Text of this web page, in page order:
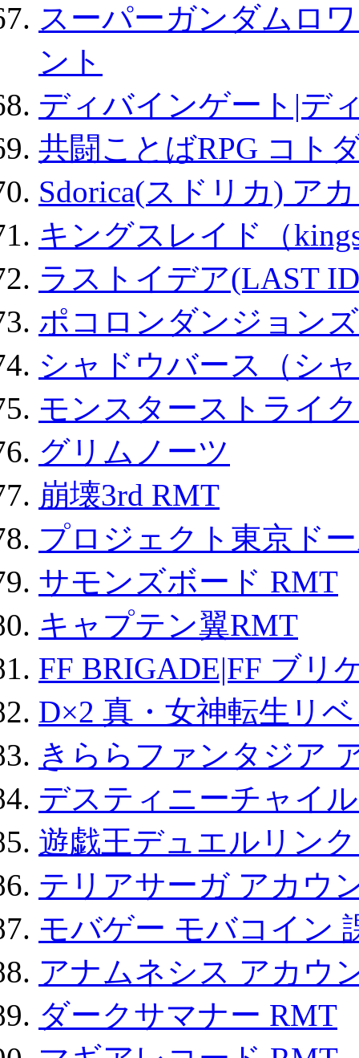
スーパーガンダムロ
ント
ディバインゲート|デ
共闘ことばRPG コト
Sdorica(スドリカ) ア
キングスレイド（
ラストイデア(LAST
ポコロンダンジョン
シャドウバース（シ
モンスターストライ
グリムノーツ
崩壊3rd RMT
プロジェクト東京ド
サモンズボード RMT
キャプテン翼RMT
FF BRIGADE|FF ブリ
D×2 真・女神転生リ
きららファンタジア
デスティニーチャイ
遊戯王デュエルリン
テリアサーガ アカウ
モバゲー モバコイン
アナムネシス アカウ
ダークサマナー RMT